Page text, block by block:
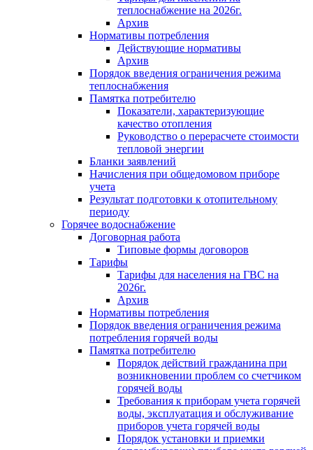
теплоснабжение на 2026г.
Архив
Нормативы потребления
Действующие нормативы
Архив
Порядок введения ограничения режима
теплоснабжения
Памятка потребителю
Показатели, характеризующие
качество отопления
Руководство о перерасчете стоимости
тепловой энергии
Бланки заявлений
Начисления при общедомовом приборе
учета
Результат подготовки к отопительному
периоду
Горячее водоснабжение
Договорная работа
Типовые формы договоров
Тарифы
Тарифы для населения на ГВС на
2026г.
Архив
Нормативы потребления
Порядок введения ограничения режима
потребления горячей воды
Памятка потребителю
Порядок действий гражданина при
возникновении проблем со счетчиком
горячей воды
Требования к приборам учета горячей
воды, эксплуатация и обслуживание
приборов учета горячей воды
Порядок установки и приемки